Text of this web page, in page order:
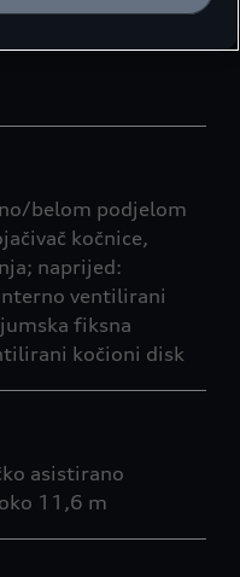
belom podjelom
kočnice,
naprijed:
ventilirani
fiksna
kočioni disk
asistirano
11,6 m